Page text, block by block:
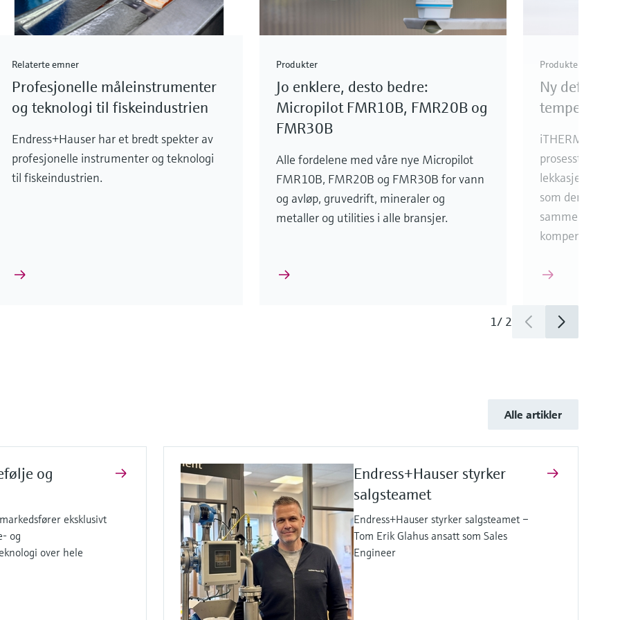
Relaterte emner
Profesjonelle måleinstrumenter
og teknologi til fiskeindustrien
Endress+Hauser har et bredt spekter av
profesjonelle instrumenter og teknologi
til fiskeindustrien.
Produkter
Jo enklere, desto bedre:
Micropilot FMR10B, FMR20B og
FMR30B
Alle fordelene med våre nye Micropilot
FMR10B, FMR20B og FMR30B for vann
og avløp, gruvedrift, mineraler og
metaller og utilities i alle bransjer.
Produkter
Ny
iTHERM
lekkasje og
som den gir
sammenlignet
kompensering.
1/ 2
Alle artikler
og
eksklusivt
og
over hele
Endress+Hauser styrker
salgsteamet
Endress+Hauser styrker salgsteamet –
Tom Erik Glahus ansatt som Sales
Engineer